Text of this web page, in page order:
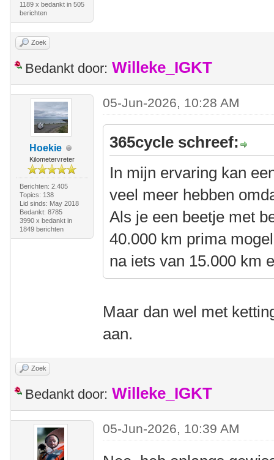
1189 x bedankt in 505
berichten
Zoek
Bedankt door: Willeke_IGKT
Hoekie
Kilometervreter
Berichten: 2.405
Topics: 138
Lid sinds: May 2018
Bedankt: 8785
3990 x bedankt in
1849 berichten
05-Jun-2026, 10:28 AM
365cycle schreef:
In mijn ervaring kan
veel meer hebben
Als je een beetje met
40.000 km prima
na iets van 15.000 km
Maar dan wel met
aan.
Zoek
Bedankt door: Willeke_IGKT
05-Jun-2026, 10:39 AM